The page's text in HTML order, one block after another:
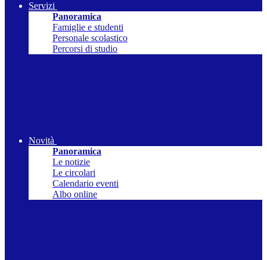
Servizi
Panoramica
Famiglie e studenti
Personale scolastico
Percorsi di studio
Novità
Panoramica
Le notizie
Le circolari
Calendario eventi
Albo online